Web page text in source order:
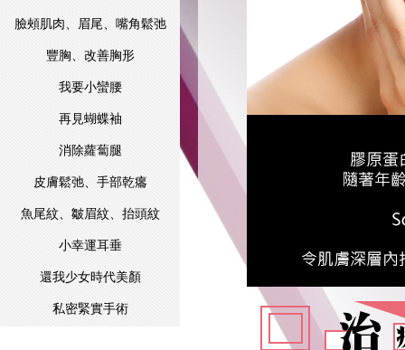
臉頰肌肉、眉尾、嘴角鬆弛
豐胸、改善胸形
我要小蠻腰
再見蝴蝶袖
消除蘿蔔腿
皮膚鬆弛、手部乾癟
魚尾紋、皺眉紋、抬頭紋
小幸運耳垂
還我少女時代美顏
私密緊實手術